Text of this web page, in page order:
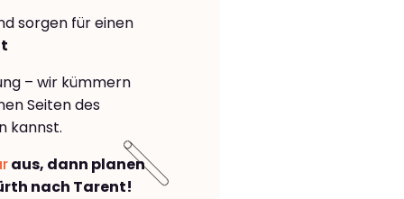
sorgen für einen
– wir kümmern
Seiten des
kannst.
aus, dann planen
nach Tarent!